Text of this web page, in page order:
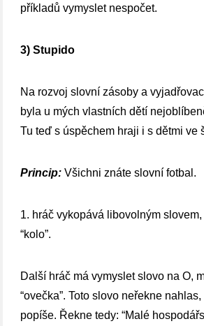
příkladů vymyslet nespočet.
3) Stupido
Na rozvoj slovní zásoby a
byla u mých vlastních dětí
Tu teď s úspěchem hraji i s dětmi ve
Princip: Všichni znáte slovní fotbal.
1. hráč vykopává libovolným
“kolo”.
Další hráč má vymyslet slovo na O,
“ovečka”. Toto slovo neřekne
popíše. Řekne tedy: “Malé